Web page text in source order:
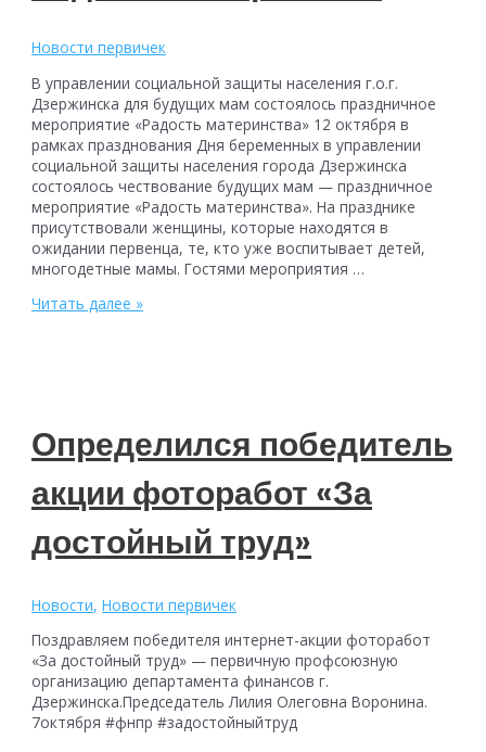
Новости первичек
В управлении социальной защиты населения г.о.г.
Дзержинска для будущих мам состоялось праздничное
мероприятие «Радость материнства» 12 октября в
рамках празднования Дня беременных в управлении
социальной защиты населения города Дзержинска
состоялось чествование будущих мам — праздничное
мероприятие «Радость материнства». На празднике
присутствовали женщины, которые находятся в
ожидании первенца, те, кто уже воспитывает детей,
многодетные мамы. Гостями мероприятия …
Радость
Читать далее »
Определился победитель
акции фоторабот «За
достойный труд»
Новости,Новости первичек
Поздравляем победителя интернет-акции фоторабот
«За достойный труд» — первичную профсоюзную
организацию департамента финансов г.
Дзержинска.Председатель Лилия Олеговна Воронина.
7октября #фнпр #задостойныйтруд